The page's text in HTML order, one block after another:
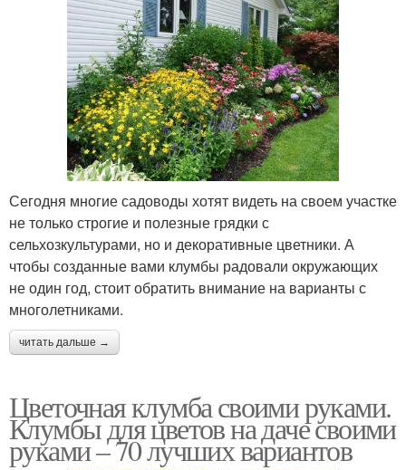
Сегодня многие садоводы хотят видеть на своем участке
не только строгие и полезные грядки с
сельхозкультурами, но и декоративные цветники. А
чтобы созданные вами клумбы радовали окружающих
не один год, стоит обратить внимание на варианты с
многолетниками.
читать дальше →
Цветочная клумба своими руками.
Клумбы для цветов на даче своими
руками – 70 лучших вариантов